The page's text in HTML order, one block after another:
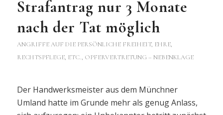
Strafantrag nur 3 Monate
nach der Tat möglich
ANGRIFFE AUF DIE PERSÖNLICHE FREIHEIT, EHRE,
RECHTSPFLEGE, ETC., OPFERVERTRETUNG – NEBENKLAGE
Der Handwerksmeister aus dem Münchner
Umland hatte im Grunde mehr als genug Anlass,